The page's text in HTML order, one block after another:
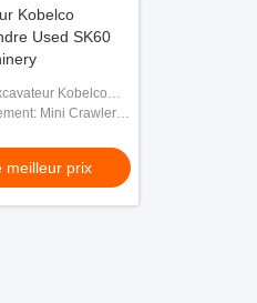
Kobelco
Used SK60
Kobelco
Mini Crawler
meilleur prix